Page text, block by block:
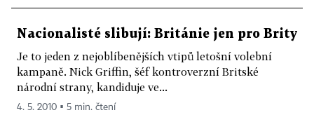
Nacionalisté slibují: Británie jen pro Brity
Je to jeden z nejoblíbenějších vtipů letošní volební
kampaně. Nick Griffin, šéf kontroverzní Britské
národní strany, kandiduje ve...
4. 5. 2010 ▪ 5 min. čtení